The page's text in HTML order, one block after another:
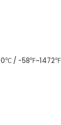
/ -58℉~1472℉